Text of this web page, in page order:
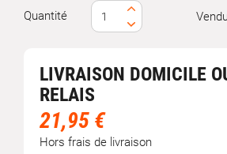
Quantité
LIVRAISON DOMICILE
RELAIS
21,95 €
Hors frais de livraison